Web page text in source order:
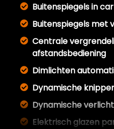
Buitenspiegels in
Buitenspiegels met
Centrale
afstandsbediening
Dimlichten
Dynamische
Dynamische
Elektrisch glazen